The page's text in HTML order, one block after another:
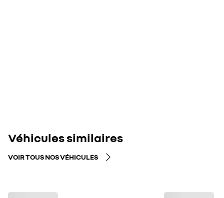
Véhicules similaires
VOIR TOUS NOS VÉHICULES